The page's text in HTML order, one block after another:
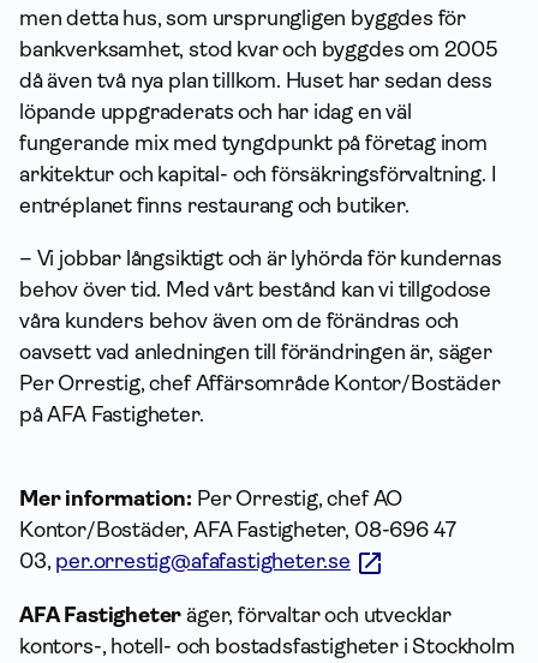
men detta hus, som ursprungligen byggdes för
bankverksamhet, stod kvar och byggdes om 2005
då även två nya plan tillkom. Huset har sedan dess
löpande uppgraderats och har idag en väl
fungerande mix med tyngdpunkt på företag inom
arkitektur och kapital- och försäkringsförvaltning. I
entréplanet finns restaurang och butiker.
– Vi jobbar långsiktigt och är lyhörda för kundernas
behov över tid. Med vårt bestånd kan vi tillgodose
våra kunders behov även om de förändras och
oavsett vad anledningen till förändringen är, säger
Per Orrestig, chef Affärsområde Kontor/Bostäder
på AFA Fastigheter.
Mer information: Per Orrestig, chef AO
Kontor/Bostäder, AFA Fastigheter, 08-696 47
03, per.orrestig@afafastigheter.se
AFA Fastigheter äger, förvaltar och utvecklar
kontors-, hotell- och bostadsfastigheter i Stockholm